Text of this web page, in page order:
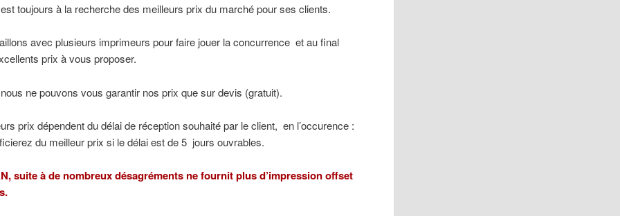
toujours à la recherche des meilleurs prix du marché pour ses clients.
avec plusieurs imprimeurs pour faire jouer la concurrence et au final
prix à vous proposer.
ne pouvons vous garantir nos prix que sur devis (gratuit).
prix dépendent du délai de réception souhaité par le client, en l’occurence :
du meilleur prix si le délai est de 5 jours ouvrables.
suite à de nombreux désagréments ne fournit plus d’impression offset